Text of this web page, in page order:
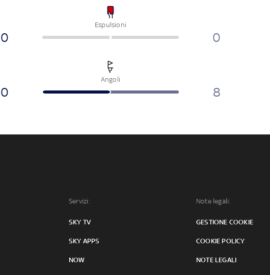
Espulsioni
0 0
Angoli
0 8
Servizi:
SKY TV
SKY APPS
NOW
Note legali:
GESTIONE COOKIE
COOKIE POLICY
NOTE LEGALI